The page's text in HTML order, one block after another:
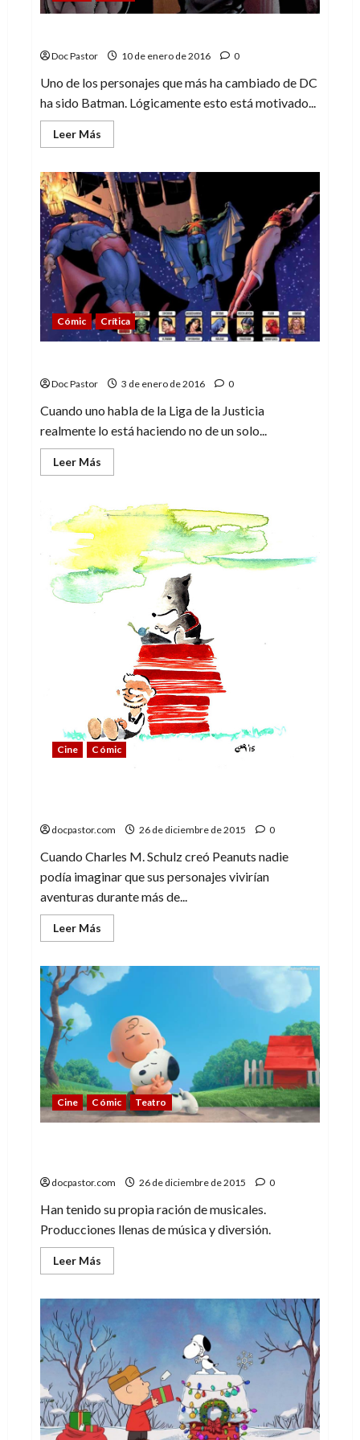
Doc Pastor 10 de enero de 2016 0
Uno de los personajes que más ha cambiado de DC
ha sido Batman. Lógicamente esto está motivado...
Leer Más
más
Convergencia:
Batman
(Flashpoint
1
de
2)
Cómic Crítica
Doc Pastor 3 de enero de 2016 0
Cuando uno habla de la Liga de la Justicia
realmente lo está haciendo no de un solo...
Leer Más
más
Convergencia:
Liga
de
la
Justicia
Cine Cómic
docpastor.com 26 de diciembre de 2015 0
Cuando Charles M. Schulz creó Peanuts nadie
podía imaginar que sus personajes vivirían
aventuras durante más de...
Leer Más
más
Peanuts
–
Desde
tazón
de
cereales
al
espacio
Cine Cómic Teatro
docpastor.com 26 de diciembre de 2015 0
Han tenido su propia ración de musicales.
Producciones llenas de música y diversión.
Leer Más
más
a
Poe:
los
musicales
de
Charlie
Brown